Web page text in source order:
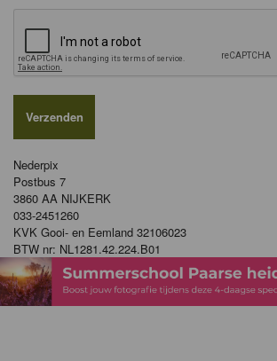
Nederpix
Postbus 7
3860 AA NIJKERK
033-2451260
KVK Gooi- en Eemland 32106023
BTW nr: NL1281.42.224.B01